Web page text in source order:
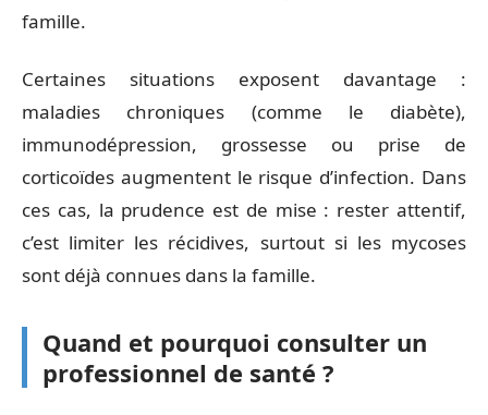
famille.
Certaines situations exposent davantage :
maladies chroniques (comme le diabète),
immunodépression, grossesse ou prise de
corticoïdes augmentent le risque d’infection. Dans
ces cas, la prudence est de mise : rester attentif,
c’est limiter les récidives, surtout si les mycoses
sont déjà connues dans la famille.
Quand et pourquoi consulter un
professionnel de santé ?